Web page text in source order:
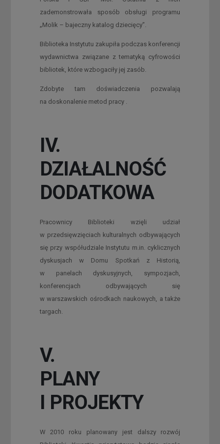
zademonstrowała sposób obsługi programu
„Molik – bajeczny katalog dziecięcy”.
Biblioteka Instytutu zakupiła podczas konferencji
wydawnictwa związane z tematyką cyfrowości
bibliotek, które wzbogaciły jej zasób.
Zdobyte tam doświadczenia pozwalają
na doskonalenie metod pracy .
IV.
DZIAŁALNOŚĆ
DODATKOWA
Pracownicy Biblioteki wzięli udział
w przedsięwzięciach kulturalnych odbywających
się przy współudziale Instytutu m.in. cyklicznych
dyskusjach w Domu Spotkań z Historią,
w panelach dyskusyjnych, sympozjach,
konferencjach odbywających się
w warszawskich ośrodkach naukowych, a także
targach.
V.
PLANY
I PROJEKTY
W 2010 roku planowany jest dalszy rozwój